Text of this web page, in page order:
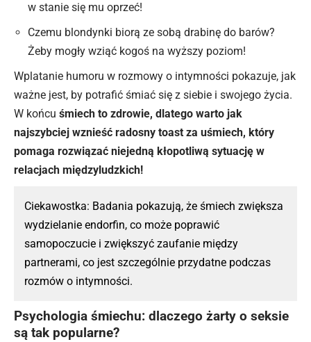
w stanie się mu oprzeć!
Czemu blondynki biorą ze sobą drabinę do barów?
Żeby mogły wziąć kogoś na wyższy poziom!
Wplatanie humoru w rozmowy o intymności pokazuje, jak
ważne jest, by potrafić śmiać się z siebie i swojego życia.
W końcu śmiech to zdrowie, dlatego warto jak
najszybciej wznieść radosny toast za uśmiech, który
pomaga rozwiązać niejedną kłopotliwą sytuację w
relacjach międzyludzkich!
Ciekawostka: Badania pokazują, że śmiech zwiększa
wydzielanie endorfin, co może poprawić
samopoczucie i zwiększyć zaufanie między
partnerami, co jest szczególnie przydatne podczas
rozmów o intymności.
Psychologia śmiechu: dlaczego żarty o seksie
są tak popularne?